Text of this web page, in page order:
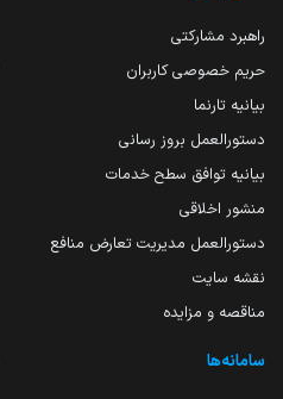
راهبرد مشارکتی
حریم خصوصی کاربران
بیانیه تارنما
دستورالعمل بروز رسانی
بیانیه توافق سطح خدمات
منشور اخلاقی
دستورالعمل مدیریت تعارض منافع
نقشه سایت
مناقصه و مزایده
سامانه‌ها